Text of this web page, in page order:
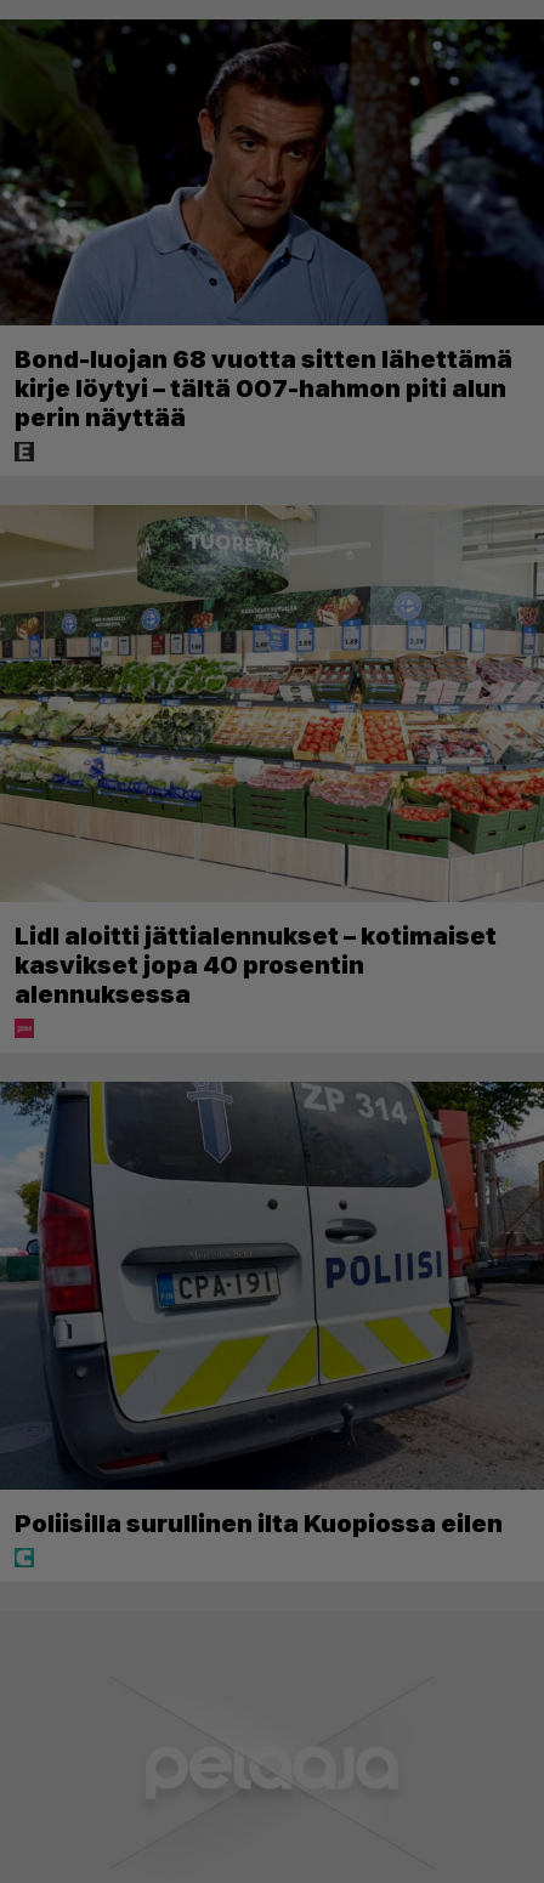
Bond-luojan 68 vuotta sitten lähettämä
kirje löytyi – tältä 007-hahmon piti alun
perin näyttää
Lidl aloitti jättialennukset – kotimaiset
kasvikset jopa 40 prosentin
alennuksessa
Poliisilla surullinen ilta Kuopiossa eilen